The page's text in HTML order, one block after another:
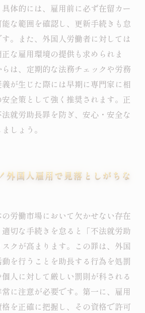
体的には、雇用前に必ず在留カー
な範囲を確認し、更新手続きも怠
。また、外国人労働者に対しては
な雇用環境の提供も求められま
は、定期的な法務チェックや労務
が生じた際には早期に専門家に相
全策として強く推奨されます。正
就労助長罪を防ぎ、安心・安全な
しょう。
外国人雇用で見落としがちな
労働市場において欠かせない存在
切な手続きを怠ると「不法就労助
クが高まります。この罪は、外国
を行うことを助長する行為を処罰
人に対して厳しい罰則が科される
に注意が必要です。第一に、雇用
を正確に把握し、その資格で許可